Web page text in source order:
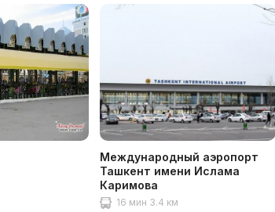
Международный аэропорт
Ташкент имени Ислама
Каримова
16 мин 3.4 км